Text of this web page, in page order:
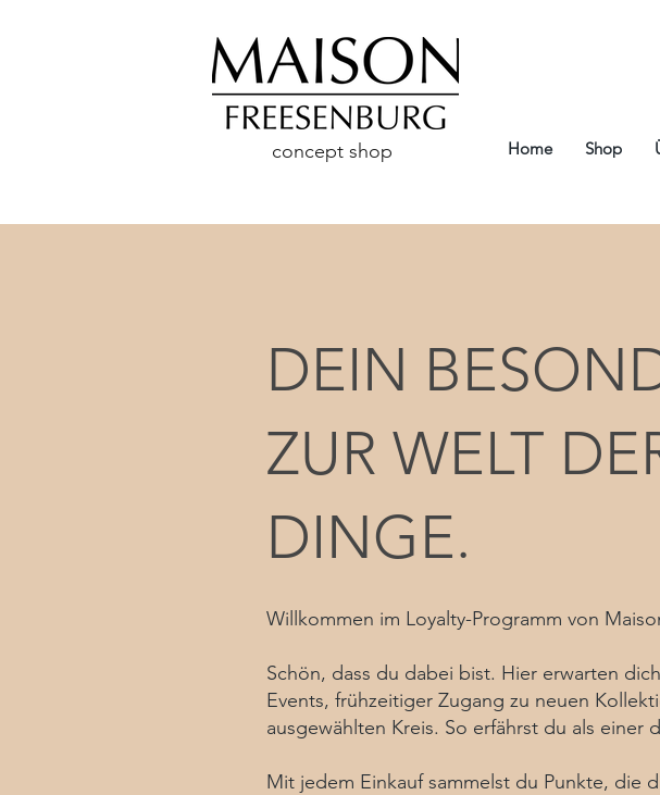
concept shop Home Shop
DEIN
ZUR WELT
DINGE.
​Willkommen im Loyalty-Programm von
Schön, dass du dabei bist. Hier erwarten
Events, frühzeitiger Zugang zu neuen
ausgewählten Kreis. So erfährst du als einer
Mit jedem Einkauf sammelst du Punkte, die